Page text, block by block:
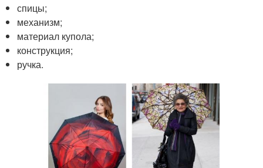
спицы;
механизм;
материал купола;
конструкция;
ручка.